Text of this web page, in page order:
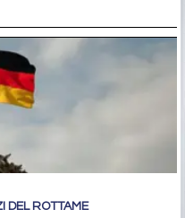
DEL ROTTAME